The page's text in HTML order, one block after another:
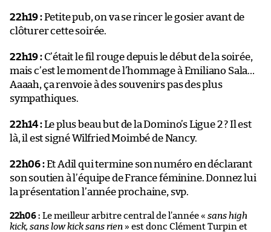
22h19 :Petite pub, on va se rincer le gosier avant de
clôturer cette soirée.
22h19 :C’était le fil rouge depuis le début de la soirée,
mais c’est le moment de l’hommage à Emiliano Sala…
Aaaah, ça renvoie à des souvenirs pas des plus
sympathiques.
22h14 :Le plus beau but de la Domino’s Ligue 2 ? Il est
là, il est signé Wilfried Moimbé de Nancy.
22h06 :Et Adil qui termine son numéro en déclarant
son soutien à l’équipe de France féminine. Donnez lui
la présentation l’année prochaine, svp.
22h06 : Le meilleur arbitre central de l’année « sans high
kick, sans low kick sans rien » est donc Clément Turpin et